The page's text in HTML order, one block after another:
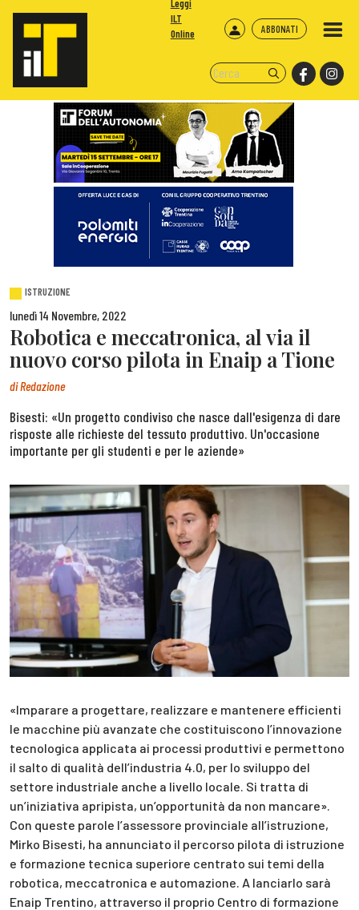
ABBONATI
Leggi
ILT
Online
ISTRUZIONE
lunedì 14 Novembre, 2022
Robotica e meccatronica, al via il
nuovo corso pilota in Enaip a Tione
diRedazione
Bisesti: «Un progetto condiviso che nasce dall'esigenza di dare
risposte alle richieste del tessuto produttivo. Un'occasione
importante per gli studenti e per le aziende»
«Imparare a progettare, realizzare e mantenere efficienti
le macchine più avanzate che costituiscono l’innovazione
tecnologica applicata ai processi produttivi e permettono
il salto di qualità dell’industria 4.0, per lo sviluppo del
settore industriale anche a livello locale. Si tratta di
un’iniziativa apripista, un’opportunità da non mancare».
Con queste parole l’assessore provinciale all’istruzione,
Mirko Bisesti, ha annunciato il percorso pilota di istruzione
e formazione tecnica superiore centrato sui temi della
robotica, meccatronica e automazione. A lanciarlo sarà
Enaip Trentino, attraverso il proprio Centro di formazione